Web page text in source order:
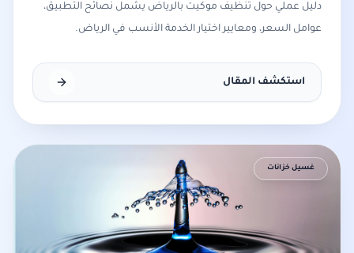
دليل عملي حول تنظيف موكيت بالرياض يشمل نصائح التطبيق،
عوامل السعر، ومعايير اختيار الخدمة الأنسب في الرياض.
استكشف المقال
غسيل خزانات